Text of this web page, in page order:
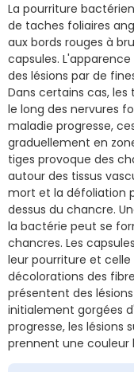
La pourriture
de taches foliaires
aux bords rouges à
capsules.
des lésions par de
Dans certains cas,
le long des nervures
maladie progresse,
graduellement en
tiges provoque des
autour des tissus
mort et la défoliation
dessus du chancre.
la bactérie peut se
chancres. Les
leur pourriture et celle
décolorations des
présentent des
initialement gorgées
progresse, les lésions
prennent une couleur